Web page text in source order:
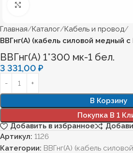
Главная Каталог Кабель и провод
ВВГнг(А) (кабель силовой медный
ВВГнг(А) 1*300 мк-1 бел.
3 331,00 ₽
В Корзину
Покупка В 1
Добавить в избранное
Артикул: 1126
Категории: ВВГнг(А) (кабель